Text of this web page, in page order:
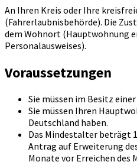
An Ihren Kreis oder Ihre
(Fahrerlaubnisbehörde). Die
dem Wohnort (Hauptwohnung
Personalausweises).
Voraussetzungen
Sie müssen im Besitz
Sie müssen Ihren
Deutschland haben.
Das Mindestalter beträgt
Antrag auf Erweiterung
Monate vor Erreichen des